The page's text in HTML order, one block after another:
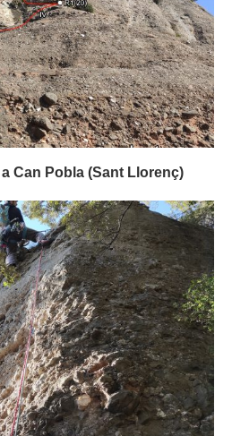
Can Pobla (Sant Llorenç)